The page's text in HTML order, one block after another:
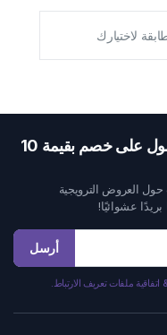
لاختيارك
انضم إلى النشرة الإخبارية لدينا للحصول على خصم بقيمة 10
العروض الترويجية
عشوائيًا!
أرسل
ملفات تعريف الارتباط.